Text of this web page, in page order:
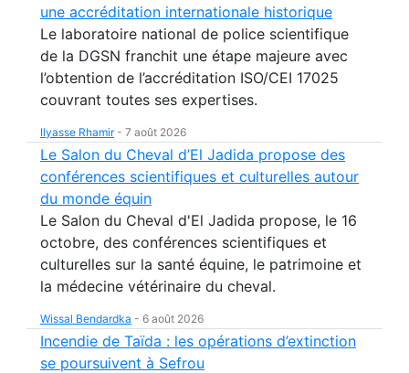
une accréditation internationale historique
Le laboratoire national de police scientifique
de la DGSN franchit une étape majeure avec
l’obtention de l’accréditation ISO/CEI 17025
couvrant toutes ses expertises.
Ilyasse Rhamir- 7 août 2026
Le Salon du Cheval d’El Jadida propose des
conférences scientifiques et culturelles autour
du monde équin
Le Salon du Cheval d'El Jadida propose, le 16
octobre, des conférences scientifiques et
culturelles sur la santé équine, le patrimoine et
la médecine vétérinaire du cheval.
Wissal Bendardka - 6 août 2026
Incendie de Taïda : les opérations d’extinction
se poursuivent à Sefrou